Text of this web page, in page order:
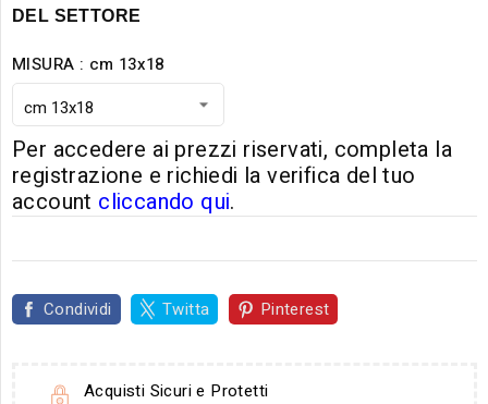
DEL SETTORE
MISURA : cm 13x18
Per accedere ai prezzi riservati, completa la
registrazione e richiedi la verifica del tuo
account cliccando qui.
Condividi Twitta Pinterest
Acquisti Sicuri e Protetti